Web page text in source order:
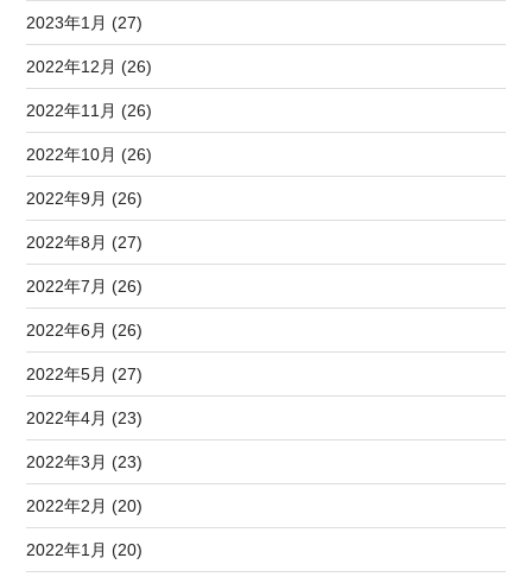
2023年1月 (27)
2022年12月 (26)
2022年11月 (26)
2022年10月 (26)
2022年9月 (26)
2022年8月 (27)
2022年7月 (26)
2022年6月 (26)
2022年5月 (27)
2022年4月 (23)
2022年3月 (23)
2022年2月 (20)
2022年1月 (20)